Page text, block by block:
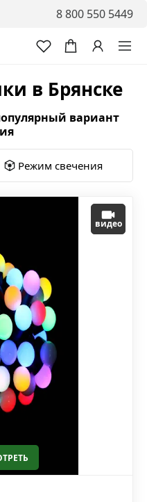
8 800 550 5449
в Брянске
вариант
Режим свечения
видео